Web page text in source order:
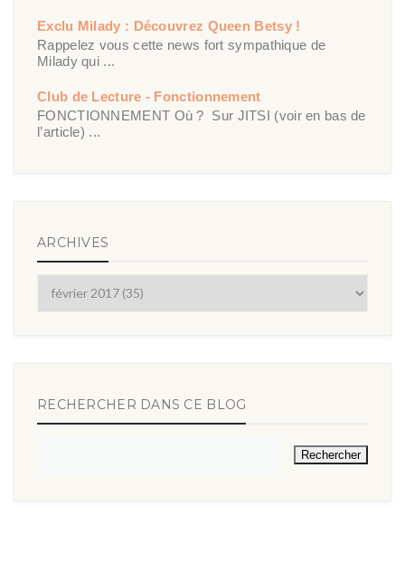
Exclu Milady : Découvrez Queen Betsy !
Rappelez vous cette news fort sympathique de
Milady qui ...
Club de Lecture - Fonctionnement
FONCTIONNEMENT Où ? Sur JITSI (voir en bas de
l’article) ...
ARCHIVES
RECHERCHER DANS CE BLOG